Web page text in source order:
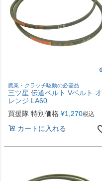
農業・クラッチ駆動の必需品
三ツ星 伝道ベルト Vベルト オ
レンジ LA60
買援隊 特別価格 ¥1,270税込
カートに入れる